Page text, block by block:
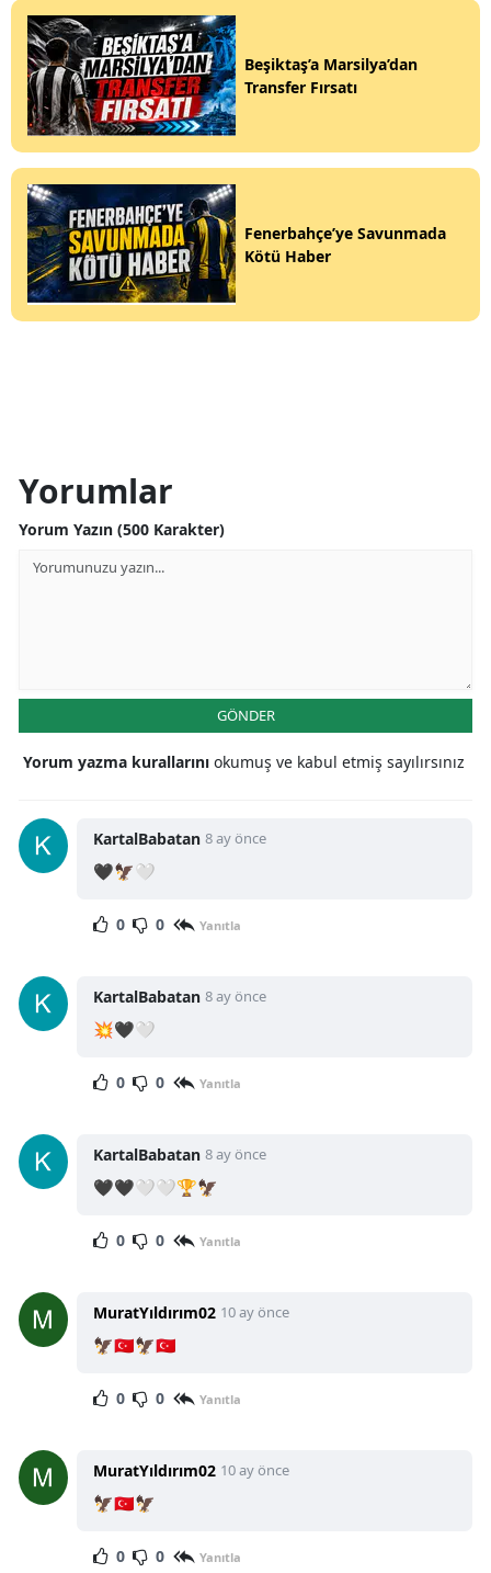
Beşiktaş’a Marsilya’dan
Transfer Fırsatı
Fenerbahçe’ye Savunmada
Kötü Haber
Yorumlar
Yorum Yazın (500 Karakter)
GÖNDER
Yorum yazma kurallarını okumuş ve kabul etmiş sayılırsınız
KartalBabatan 8 ay önce
🖤🦅🤍
0 0 Yanıtla
KartalBabatan 8 ay önce
💥🖤🤍
0 0 Yanıtla
KartalBabatan 8 ay önce
🖤🖤🤍🤍🏆🦅
0 0 Yanıtla
MuratYıldırım02 10 ay önce
🦅🇹🇷🦅🇹🇷
0 0 Yanıtla
MuratYıldırım02 10 ay önce
🦅🇹🇷🦅
0 0 Yanıtla